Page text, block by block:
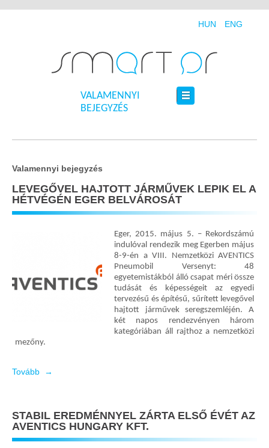
HUN ENG
VALAMENNYI
BEJEGYZÉS
Valamennyi bejegyzés
LEVEGŐVEL HAJTOTT JÁRMŰVEK LEPIK EL A
HÉTVÉGÉN EGER BELVÁROSÁT
Eger, 2015. május 5. – Rekordszámú
indulóval rendezik meg Egerben május
8-9-én a VIII. Nemzetközi AVENTICS
Pneumobil Versenyt: 48
egyetemistákból álló csapat méri össze
tudását és képességeit az egyedi
tervezésű és építésű, sűrített levegővel
hajtott járművek seregszemléjén. A
két napos rendezvényen három
kategóriában áll rajthoz a nemzetközi
mezőny.
Tovább →
STABIL EREDMÉNNYEL ZÁRTA ELSŐ ÉVÉT AZ
AVENTICS HUNGARY KFT.